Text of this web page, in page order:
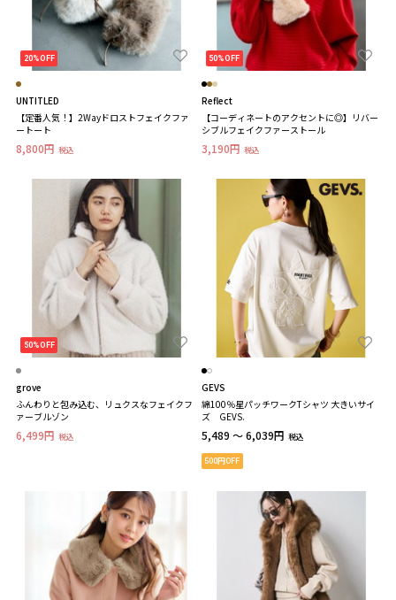
20%OFF
UNTITLED
【定番人気！】2Wayドロストフェイクファ
ートート
8,800円 税込
50%OFF
Reflect
【コーディネートのアクセントに◎】リバー
シブルフェイクファーストール
3,190円 税込
50%OFF
grove
ふんわりと包み込む、リュクスなフェイクフ
ァーブルゾン
6,499円 税込
GEVS
綿100％星パッチワークTシャツ 大きいサイ
ズ GEVS.
5,489 ～ 6,039円 税込
500円OFF